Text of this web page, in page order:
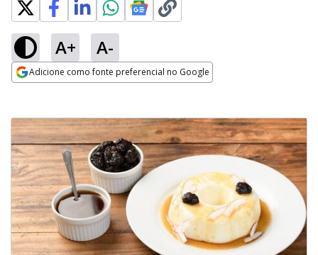
A+ A-
Adicione como fonte preferencial no Google